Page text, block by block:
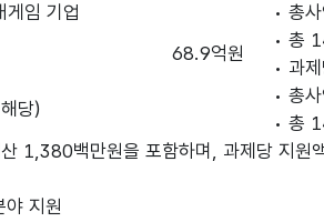
게임 기업
68.9억원
• 총
• 총
당)
• 과
• 총
• 총
백만원을 포함하며, 과제당 지원
야 지원